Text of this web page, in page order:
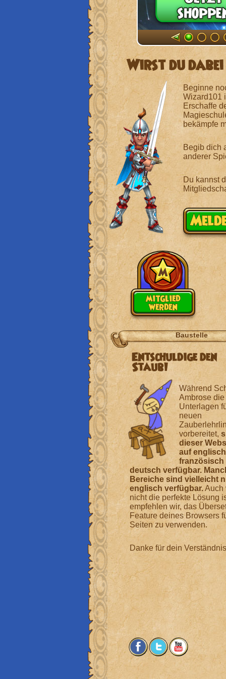
Wirst du
Beginne
Wizard101
Erschaffe
bekämpfe
Begib dich
anderer
Du kannst
mitglied
werden
Baustelle
Entschuldige den
Staub!
Während
Ambrose die
Unterlagen
neuen
vorbereitet,
dieser
auf
französisch
deutsch verfügbar.
Bereiche sind vielleicht
englisch verfügbar.Auch
nicht die perfekte Lösung
empfehlen wir, das
Feature deines Browsers
Seiten zu verwenden.
Danke für dein